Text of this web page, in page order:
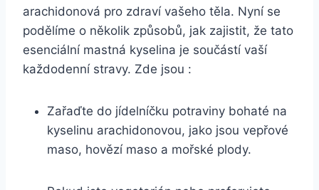
arachidonová pro zdraví vašeho těla. Nyní se
podělíme o několik způsobů, jak zajistit, že tato
esenciální mastná kyselina je součástí vaší
každodenní stravy. Zde jsou :
Zařaďte do jídelníčku potraviny bohaté na
kyselinu arachidonovou, jako jsou vepřové
maso, hovězí maso a mořské plody.